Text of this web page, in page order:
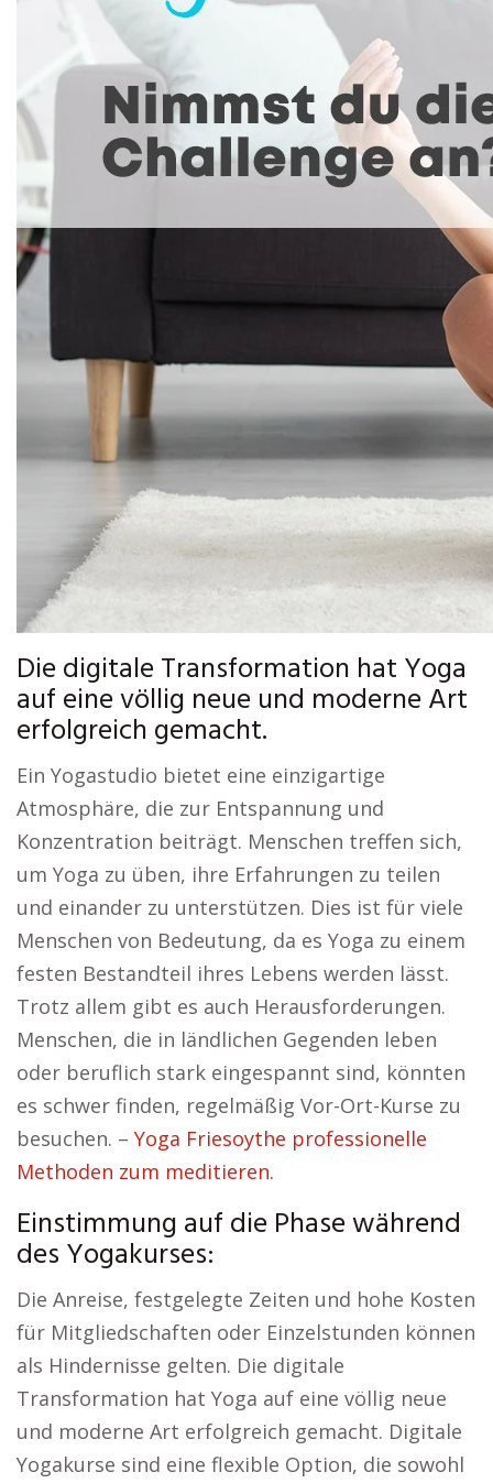
Die digitale Transformation hat Yoga
auf eine völlig neue und moderne Art
erfolgreich gemacht.
Ein Yogastudio bietet eine einzigartige
Atmosphäre, die zur Entspannung und
Konzentration beiträgt. Menschen treffen sich,
um Yoga zu üben, ihre Erfahrungen zu teilen
und einander zu unterstützen. Dies ist für viele
Menschen von Bedeutung, da es Yoga zu einem
festen Bestandteil ihres Lebens werden lässt.
Trotz allem gibt es auch Herausforderungen.
Menschen, die in ländlichen Gegenden leben
oder beruflich stark eingespannt sind, könnten
es schwer finden, regelmäßig Vor-Ort-Kurse zu
besuchen. – Yoga Friesoythe professionelle
Methoden zum meditieren.
Einstimmung auf die Phase während
des Yogakurses:
Die Anreise, festgelegte Zeiten und hohe Kosten
für Mitgliedschaften oder Einzelstunden können
als Hindernisse gelten. Die digitale
Transformation hat Yoga auf eine völlig neue
und moderne Art erfolgreich gemacht. Digitale
Yogakurse sind eine flexible Option, die sowohl